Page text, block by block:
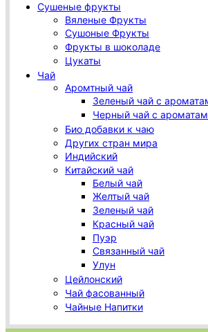
Сушеные фрукты
Вяленые Фрукты
Сушоные Фрукты
Фрукты в шоколаде
Цукаты
Чай
Аромтный чай
Зеленый чай с
Черный чай с
Био добавки к чаю
Других стран мира
Индийский
Китайский чай
Белый чай
Желтый чай
Зеленый чай
Красный чай
Пуэр
Связанный чай
Улун
Цейлонский
Чай фасованный
Чайные Напитки